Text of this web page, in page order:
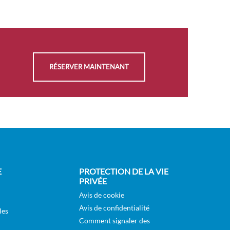
Sur
Demande
DEMANDER
RÉSERVER MAINTENANT
PROTECTION DE LA VIE
PRIVÉE
Avis de cookie
Avis de confidentialité
Comment signaler des